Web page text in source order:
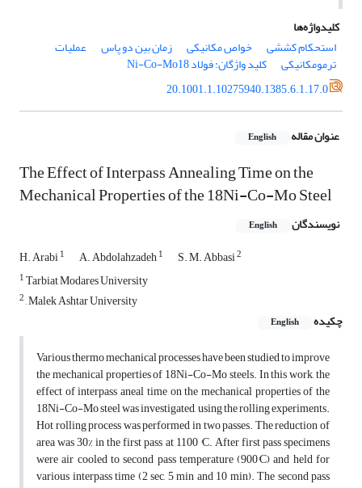
کلیدواژه‌ها
استحکام کششی
خواص مکانیکی زمان بین دو پاس عملیات
ترمومکانیکی
کلید واژگان: فولاد Ni-Co-Mo18
20.1001.1.10275940.1385.6.1.17.0
عنوان مقاله English
The Effect of Interpass Annealing Time on the
Mechanical Properties of the 18Ni-Co-Mo Steel
نویسندگان English
H. Arabi1 A. Abdolahzadeh1 S. M. Abbasi2
1Tarbiat Modares University
2, Malek Ashtar University
چکیده
English
Various thermo mechanical processes have been studied to improve
the mechanical properties of 18Ni-Co-Mo steels. In this work, the
effect of interpass aneal time on the mechanical properties of the
18Ni-Co-Mo steel was investigated, using the rolling experiments.
Hot rolling process was performed in two passes. The reduction of
area was 30% in the first pass at 1100 °C. After first pass specimens
were air cooled to second pass temperature (900°C) and held for
various interpass time (2 sec, 5 min and 10 min). The second pass